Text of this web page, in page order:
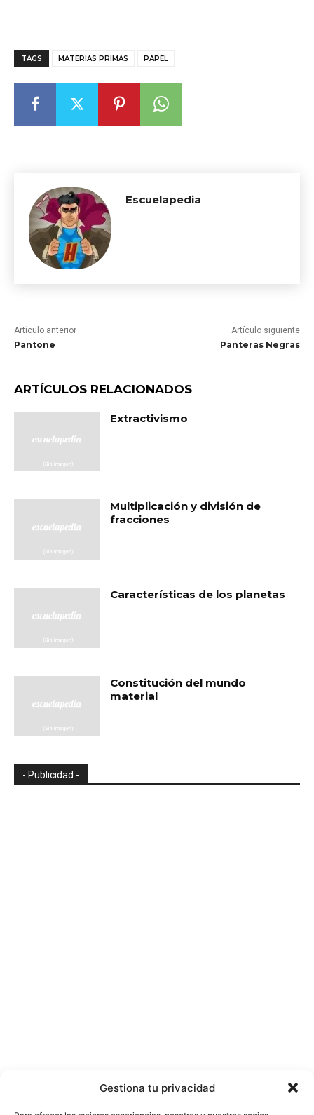
Gestiona tu privacidad
TAGS MATERIAS PRIMAS PAPEL
Escuelapedia
Artículo anterior
Pantone
Artículo siguiente
Panteras Negras
ARTÍCULOS RELACIONADOS
Extractivismo
Multiplicación y división de
fracciones
Características de los planetas
Constitución del mundo
material
- Publicidad -